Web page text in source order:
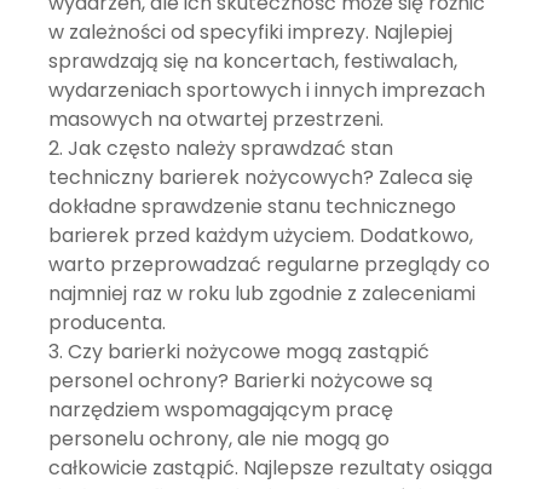
w zależności od specyfiki imprezy. Najlepiej
sprawdzają się na koncertach, festiwalach,
wydarzeniach sportowych i innych imprezach
masowych na otwartej przestrzeni.
Jak często należy sprawdzać stan
techniczny barierek nożycowych? Zaleca się
dokładne sprawdzenie stanu technicznego
barierek przed każdym użyciem. Dodatkowo,
warto przeprowadzać regularne przeglądy co
najmniej raz w roku lub zgodnie z zaleceniami
producenta.
Czy barierki nożycowe mogą zastąpić
personel ochrony? Barierki nożycowe są
narzędziem wspomagającym pracę
personelu ochrony, ale nie mogą go
całkowicie zastąpić. Najlepsze rezultaty osiąga